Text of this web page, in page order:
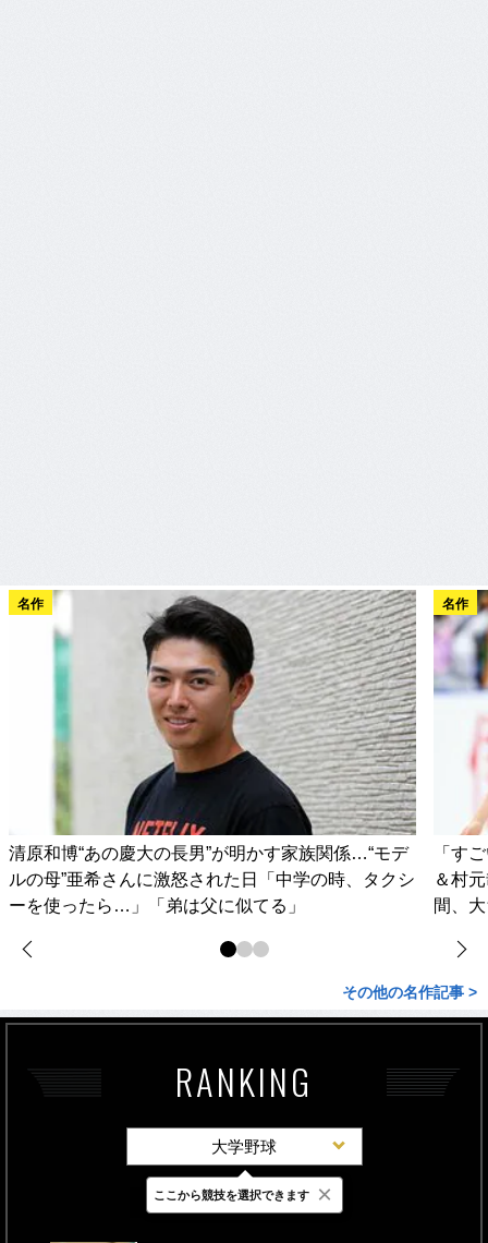
名作
清原和博“あの慶大の長男”が明かす家族関係…“モデ
ルの母”亜希さんに激怒された日「中学の時、タクシ
ーを使ったら…」「弟は父に似てる」
名作
「す
＆村
間、
その他の名作記事 >
RANKING
大学野球
最新 24時間 週間
ここから競技を選択できます ×